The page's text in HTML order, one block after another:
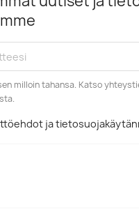
milloin tahansa. Katso
ja